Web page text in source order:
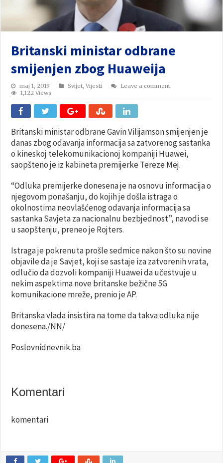
Britanski ministar odbrane
smijenjen zbog Huaweija
maj 1, 2019 Svijet,Vijesti
Leave a comment
1,122 Views
Britanski ministar odbrane Gavin Vilijamson smijenjen je
danas zbog odavanja informacija sa zatvorenog sastanka
o kineskoj telekomunikacionoj kompaniji Huawei,
saopšteno je iz kabineta premijerke Tereze Mej.
“Odluka premijerke donesena je na osnovu informacija o
njegovom ponašanju, do kojih je došla istraga o
okolnostima neovlašćenog odavanja informacija sa
sastanka Savjeta za nacionalnu bezbjednost”, navodi se
u saopštenju, preneo je Rojters.
Istraga je pokrenuta prošle sedmice nakon što su novine
objavile da je Savjet, koji se sastaje iza zatvorenih vrata,
odlučio da dozvoli kompaniji Huawei da učestvuje u
nekim aspektima nove britanske bežične 5G
komunikacione mreže, prenio je AP.
Britanska vlada insistira na tome da takva odluka nije
donesena./NN/
Poslovnidnevnik.ba
Komentari
komentari